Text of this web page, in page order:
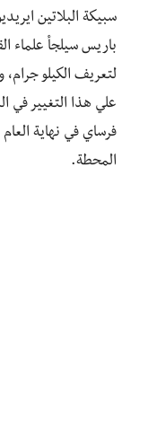
سبيكة البلاتين
باريس سيلجأ علماء
لتعريف الكيلو جرام،
علي هذا التغيير في
فرساي في نهاية
المحطة.